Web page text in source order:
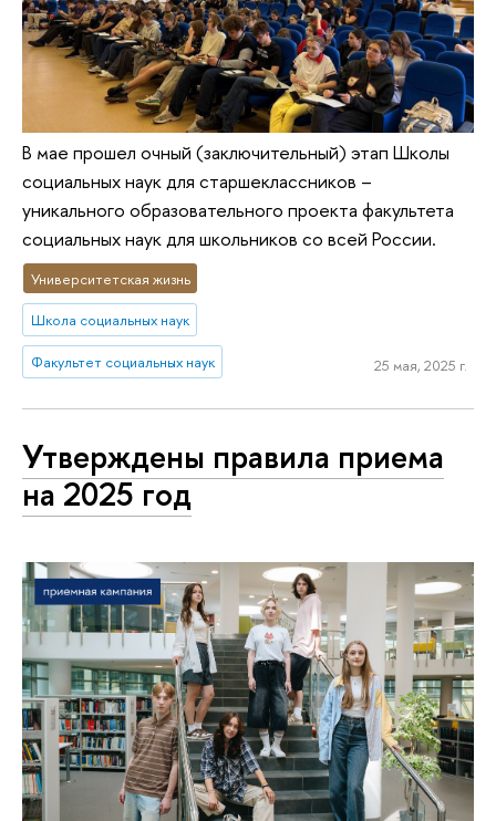
В мае прошел очный (заключительный) этап Школы
социальных наук для старшеклассников –
уникального образовательного проекта факультета
социальных наук для школьников со всей России.
Университетская жизнь
Школа социальных наук
Факультет социальных наук 25 мая, 2025 г.
Утверждены правила приема
на 2025 год